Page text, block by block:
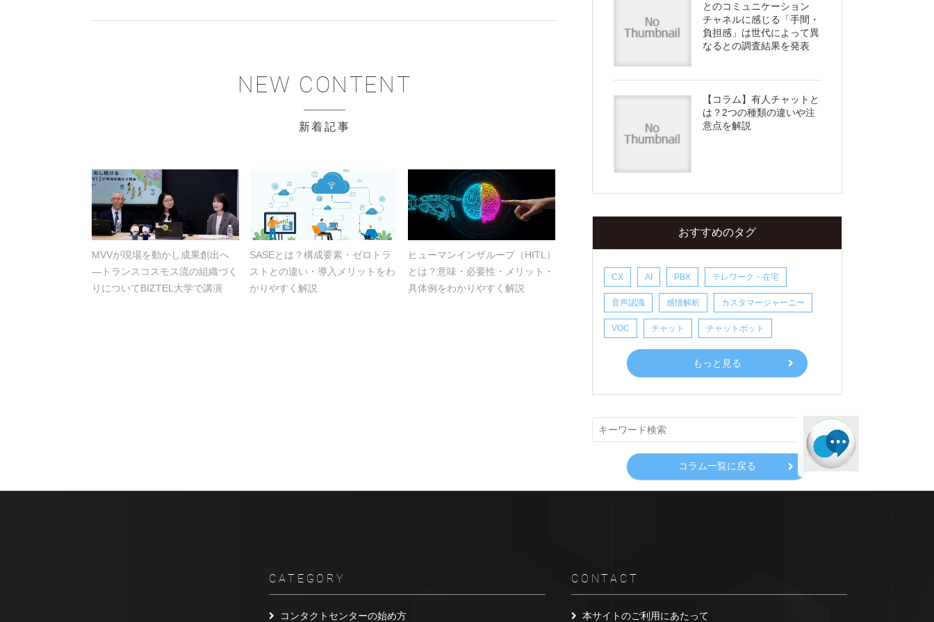
新着記事
MVVが現場を動かし成果創出へ
―トランスコスモス流の組織づく
りについてBIZTEL大学で講演
SASEとは？構成要素・ゼロトラ
ストとの違い・導入メリットをわ
かりやすく解説
ヒューマンインザループ（HITL）
とは？意味・必要性・メリット・
具体例をわかりやすく解説
とのコミュニケーション
チャネルに感じる「手間・
負担感」は世代によって異
なるとの調査結果を発表
【コラム】有人チャットと
は？2つの種類の違いや注
意点を解説
おすすめのタグ
CX AI PBX テレワーク・在宅
音声認識 感情解析 カスタマージャーニー
VOC チャット チャットボット
もっと見る
コラム一覧に戻る
CATEGORY
コンタクトセンターの始め方
CONTACT
本サイトのご利用にあたって